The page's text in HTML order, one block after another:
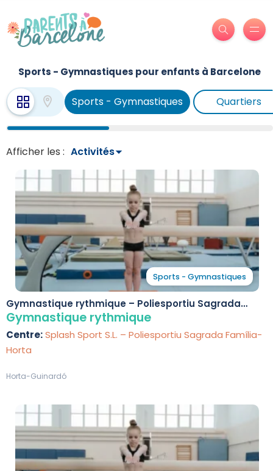
Sports - Gymnastiques pour enfants à Barcelone
Sports - Gymnastiques Quartiers
Afficher les :
Sports - Gymnastiques
Gymnastique rythmique – Poliesportiu Sagrada
Família-Horta
Gymnastique rythmique
Centre:Splash Sport S.L. – Poliesportiu Sagrada Família-
Horta
Horta-Guinardó